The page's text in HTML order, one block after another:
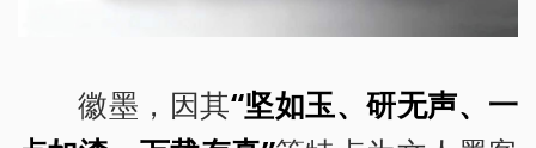
徽墨，因其“坚如玉、研无声、一